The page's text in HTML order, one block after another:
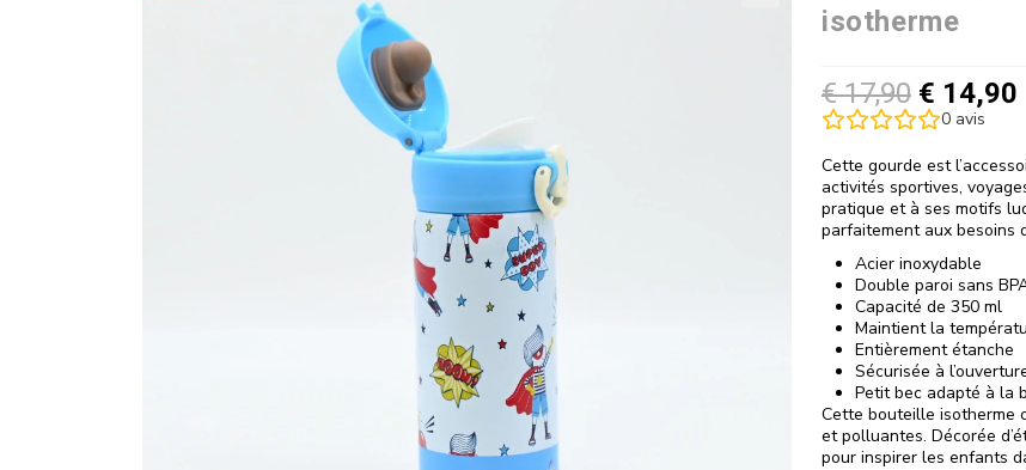
isotherme
€17,90 € 14,90
0avis
Cette gourde est
activités sportives,
pratique et à ses motifs
parfaitement aux besoins
Acier inoxydable
Double paroi sans
Capacité de 350 ml
Maintient la
Entièrement étanche
Sécurisée à
Petit bec adapté à la
Cette bouteille isotherme
et polluantes. Décorée
pour inspirer les enfants